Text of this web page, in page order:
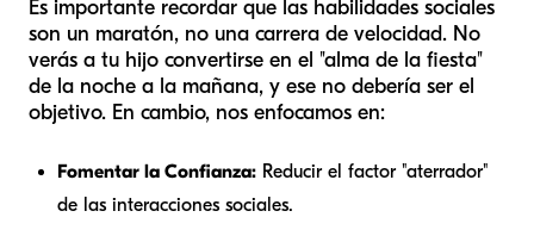
Es importante recordar que las habilidades sociales
son un maratón, no una carrera de velocidad. No
verás a tu hijo convertirse en el "alma de la fiesta"
de la noche a la mañana, y ese no debería ser el
objetivo. En cambio, nos enfocamos en:
Fomentar la Confianza: Reducir el factor "aterrador"
de las interacciones sociales.